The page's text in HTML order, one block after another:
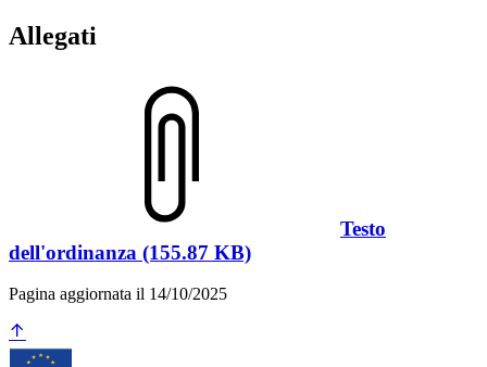
Allegati
Testo
dell'ordinanza (155.87 KB)
Pagina aggiornata il 14/10/2025